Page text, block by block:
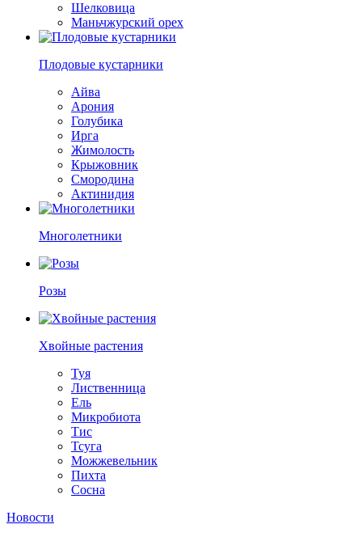
Шелковица
Маньчжурский орех
Плодовые кустарники
Айва
Арония
Голубика
Ирга
Жимолость
Крыжовник
Смородина
Актинидия
Многолетники
Розы
Хвойные растения
Туя
Лиственница
Ель
Микробиота
Тис
Тсуга
Можжевельник
Пихта
Сосна
Новости